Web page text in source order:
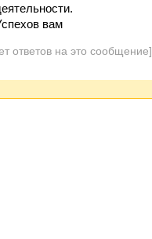
вам
ответов на это сообщение]